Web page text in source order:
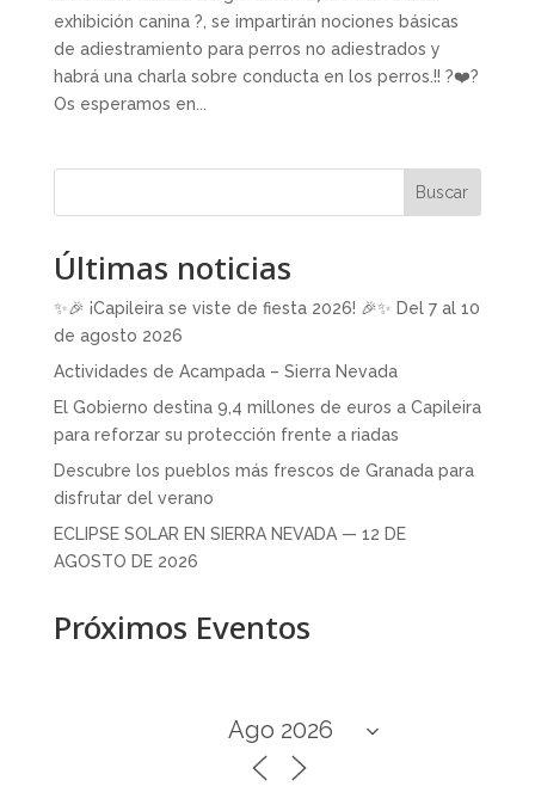
exhibición canina ?, se impartirán nociones básicas
de adiestramiento para perros no adiestrados⁣⁣ y
habrá una charla sobre conducta en los perros.⁣!! ?❤️?
Os esperamos en...
Buscar
Últimas noticias
✨🎉 ¡Capileira se viste de fiesta 2026! 🎉✨ Del 7 al 10
de agosto 2026
Actividades de Acampada – Sierra Nevada
El Gobierno destina 9,4 millones de euros a Capileira
para reforzar su protección frente a riadas
Descubre los pueblos más frescos de Granada para
disfrutar del verano
ECLIPSE SOLAR EN SIERRA NEVADA — 12 DE
AGOSTO DE 2026
Próximos Eventos